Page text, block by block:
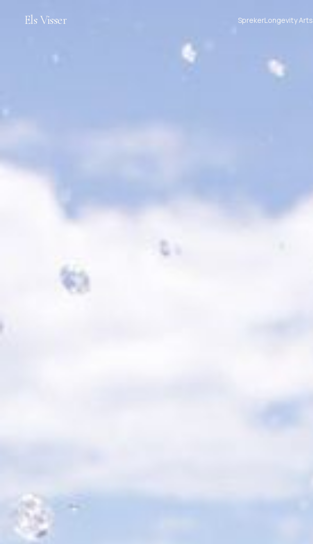
Els Visser SprekerLongevity Arts